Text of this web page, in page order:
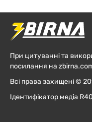
При цитуванні та
посилання на
Всі права захищені ©
Ідентифікатор медіа